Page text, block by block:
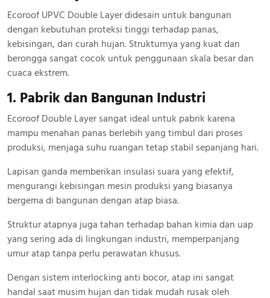
Ecoroof UPVC Double Layer didesain untuk bangunan
dengan kebutuhan proteksi tinggi terhadap panas,
kebisingan, dan curah hujan. Strukturnya yang kuat dan
berongga sangat cocok untuk penggunaan skala besar dan
cuaca ekstrem.
1. Pabrik dan Bangunan Industri
Ecoroof Double Layer sangat ideal untuk pabrik karena
mampu menahan panas berlebih yang timbul dari proses
produksi, menjaga suhu ruangan tetap stabil sepanjang hari.
Lapisan ganda memberikan insulasi suara yang efektif,
mengurangi kebisingan mesin produksi yang biasanya
bergema di bangunan dengan atap biasa.
Struktur atapnya juga tahan terhadap bahan kimia dan uap
yang sering ada di lingkungan industri, memperpanjang
umur atap tanpa perlu perawatan khusus.
Dengan sistem interlocking anti bocor, atap ini sangat
handal saat musim hujan dan tidak mudah rusak oleh